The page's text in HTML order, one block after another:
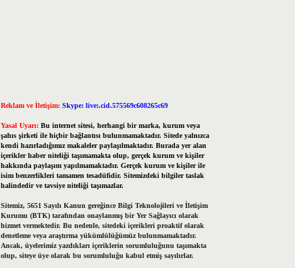
Reklam ve İletişim: Skype: live:.cid.575569c608265c69
Yasal Uyarı: Bu internet sitesi, herhangi bir marka, kurum veya
şahıs şirketi ile hiçbir bağlantısı bulunmamaktadır. Sitede yalnızca
kendi hazırladığımız makaleler paylaşılmaktadır. Burada yer alan
içerikler haber niteliği taşımamakta olup, gerçek kurum ve kişiler
hakkında paylaşım yapılmamaktadır. Gerçek kurum ve kişiler ile
isim benzerlikleri tamamen tesadüfidir. Sitemizdeki bilgiler taslak
halindedir ve tavsiye niteliği taşımazlar.
Sitemiz, 5651 Sayılı Kanun gereğince Bilgi Teknolojileri ve İletişim
Kurumu (BTK) tarafından onaylanmış bir Yer Sağlayıcı olarak
hizmet vermektedir. Bu nedenle, sitedeki içerikleri proaktif olarak
denetleme veya araştırma yükümlülüğümüz bulunmamaktadır.
Ancak, üyelerimiz yazdıkları içeriklerin sorumluluğunu taşımakta
olup, siteye üye olarak bu sorumluluğu kabul etmiş sayılırlar.